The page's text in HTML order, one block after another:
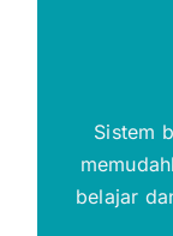
Sistem
belajar